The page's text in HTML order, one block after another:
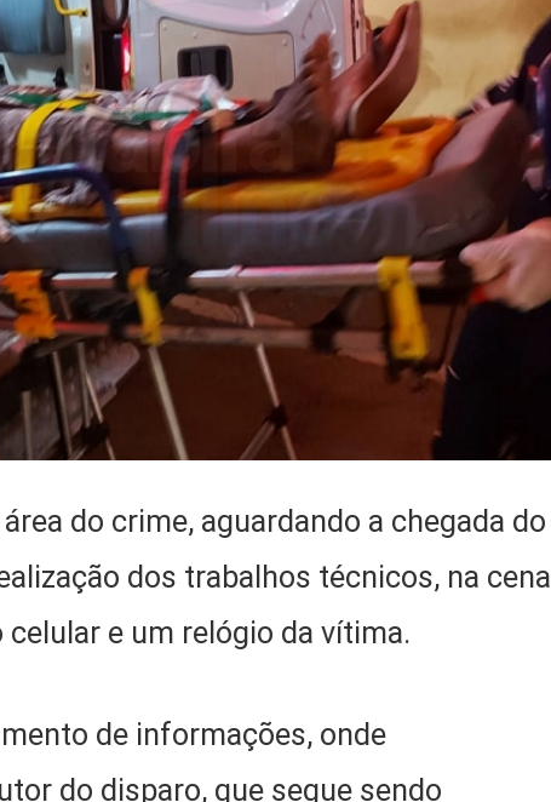
do crime, aguardando a chegada do
dos trabalhos técnicos, na cena
e um relógio da vítima.
de informações, onde
do disparo, que segue sendo